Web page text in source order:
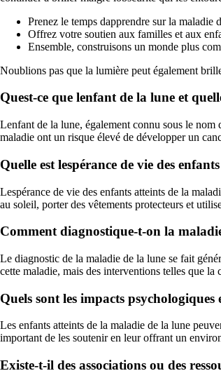
Prenez le temps dapprendre sur la maladie
Offrez votre soutien aux familles et aux
Ensemble, construisons un monde plus
Noublions pas que la lumière peut également
Quest-ce que lenfant de la lune et
Lenfant de la lune, également connu sous le
maladie ont un risque élevé de développer un
Quelle est lespérance de vie des
Lespérance de vie des enfants atteints de la
au soleil, porter des vêtements protecteurs et
Comment diagnostique-t-on la
Le diagnostic de la maladie de la lune se fait
cette maladie, mais des interventions telles que
Quels sont les impacts
Les enfants atteints de la maladie de la lune
important de les soutenir en leur offrant un
Existe-t-il des associations ou des